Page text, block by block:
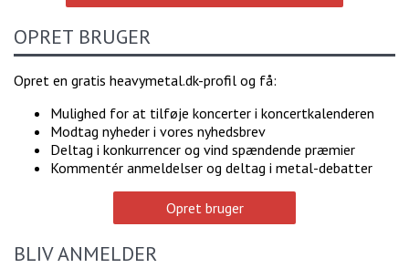
OPRET BRUGER
Opret en gratis heavymetal.dk-profil og få:
Mulighed for at tilføje koncerter i koncertkalenderen
Modtag nyheder i vores nyhedsbrev
Deltag i konkurrencer og vind spændende præmier
Kommentér anmeldelser og deltag i metal-debatter
Opret bruger
BLIV ANMELDER